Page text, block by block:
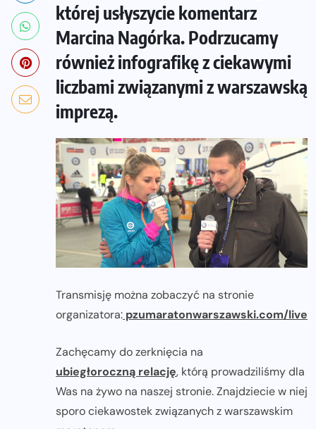
której usłyszycie komentarz
Marcina Nagórka. Podrzucamy
również infografikę z ciekawymi
liczbami związanymi z warszawską
imprezą.
Transmisję można zobaczyć na stronie
organizatora: pzumaratonwarszawski.com/live
Zachęcamy do zerknięcia na
ubiegłoroczną relację, którą prowadziliśmy dla
Was na żywo na naszej stronie. Znajdziecie w niej
sporo ciekawostek związanych z warszawskim